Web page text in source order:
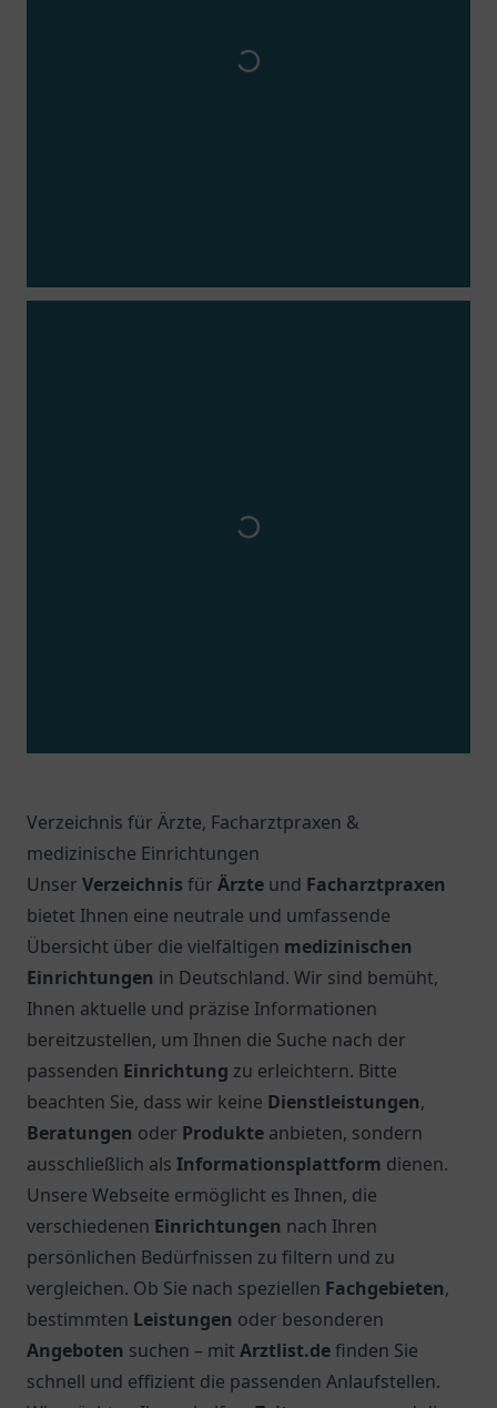
Verzeichnis für Ärzte, Facharztpraxen &
medizinische Einrichtungen
Unser Verzeichnis für Ärzte und Facharztpraxen
bietet Ihnen eine neutrale und umfassende
Übersicht über die vielfältigen medizinischen
Einrichtungen in Deutschland. Wir sind bemüht,
Ihnen aktuelle und präzise Informationen
bereitzustellen, um Ihnen die Suche nach der
passenden Einrichtung zu erleichtern. Bitte
beachten Sie, dass wir keine Dienstleistungen,
Beratungen oder Produkte anbieten, sondern
ausschließlich als Informationsplattform dienen.
Unsere Webseite ermöglicht es Ihnen, die
verschiedenen Einrichtungen nach Ihren
persönlichen Bedürfnissen zu filtern und zu
vergleichen. Ob Sie nach speziellen Fachgebieten,
bestimmten Leistungen oder besonderen
Angeboten suchen – mit Arztlist.definden Sie
schnell und effizient die passenden Anlaufstellen.